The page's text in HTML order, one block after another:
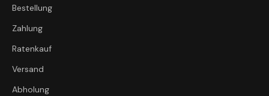
Bestellung
Zahlung
Ratenkauf
Versand
Abholung